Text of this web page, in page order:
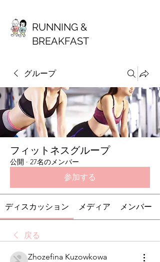
RUNNING &
BREAKFAST
グループ
フィットネスグループ
公開 · 27名のメンバー
参加する
ディスカッション メディア メンバー
戻る
Zhozefina Kuzowkowa